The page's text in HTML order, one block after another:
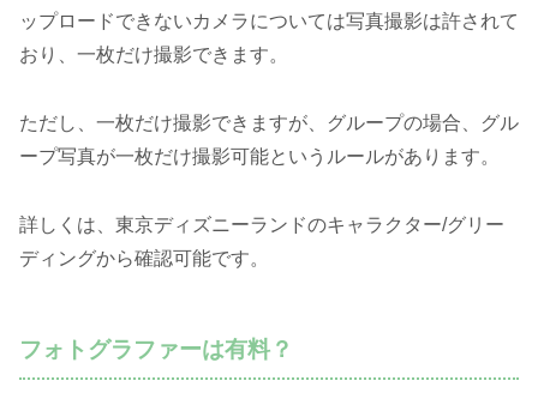
ップロードできないカメラについては写真撮影は許されて
おり、一枚だけ撮影できます。
ただし、一枚だけ撮影できますが、グループの場合、グル
ープ写真が一枚だけ撮影可能というルールがあります。
詳しくは、東京ディズニーランドのキャラクター/グリー
ディングから確認可能です。
フォトグラファーは有料？